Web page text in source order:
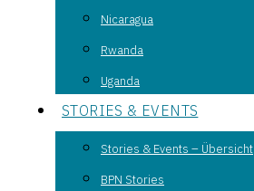
Nicaragua
Rwanda
Uganda
STORIES & EVENTS
Stories & Events – Übersicht
BPN Stories